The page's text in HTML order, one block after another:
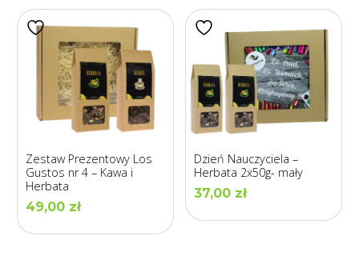
Zestaw Prezentowy Los
Gustos nr 4 – Kawa i
Herbata
49,00 zł
Dzień Nauczyciela –
Herbata 2x50g- mały
37,00 zł